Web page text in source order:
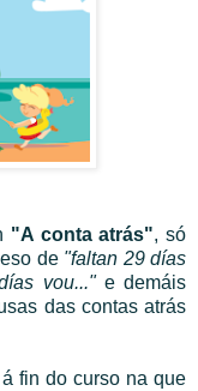
"A conta atrás", só
de"faltan 29 días
vou..."e demáis
das contas atrás
fin do curso na que